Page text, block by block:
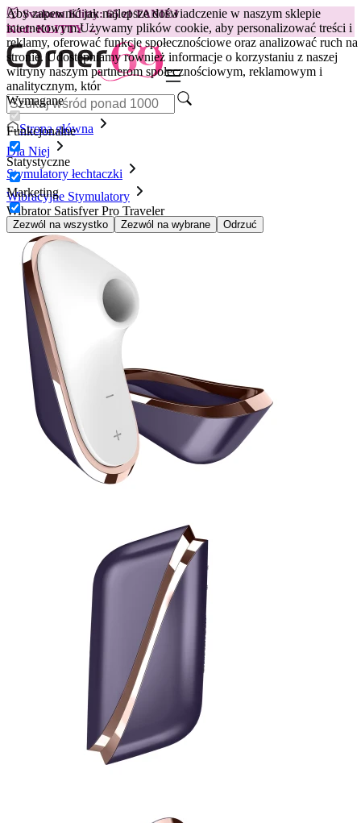
Aby zapewnić jak najlepsze doświadczenie w naszym sklepie
internetowym.Używamy plików cookie, aby personalizować treści i
reklamy, oferować funkcje społecznościowe oraz analizować ruch na
stronie. Udostępniamy również informacje o korzystaniu z naszej
witryny naszym partnerom społecznościowym, reklamowym i
analitycznym, któr
Wymagane
Funkcjonalne
Statystyczne
Marketing
Zezwól na wszystko Zezwól na wybrane Odrzuć
😽Svakom Klitty: 65 zł TANIEJ
Kod: KLITTY →
Strona główna
Dla Niej
Stymulatory łechtaczki
Wibracyjne Stymulatory
Wibrator Satisfyer Pro Traveler